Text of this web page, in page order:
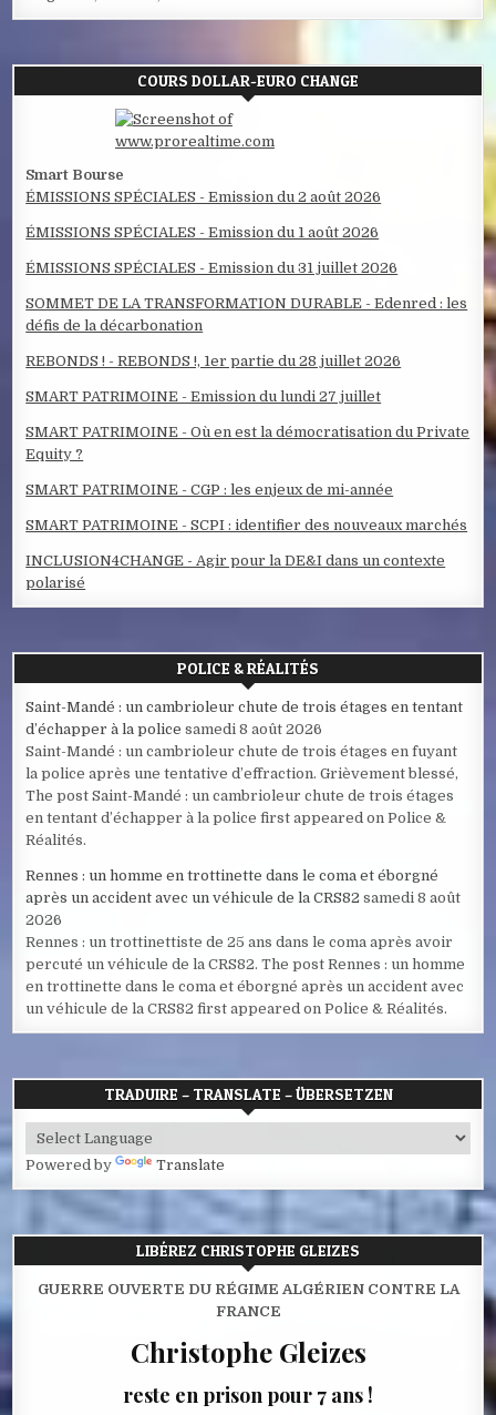
COURS DOLLAR-EURO CHANGE
Smart Bourse
ÉMISSIONS SPÉCIALES - Emission du 2 août 2026
ÉMISSIONS SPÉCIALES - Emission du 1 août 2026
ÉMISSIONS SPÉCIALES - Emission du 31 juillet 2026
SOMMET DE LA TRANSFORMATION DURABLE - Edenred : les
défis de la décarbonation
REBONDS ! - REBONDS !, 1er partie du 28 juillet 2026
SMART PATRIMOINE - Emission du lundi 27 juillet
SMART PATRIMOINE - Où en est la démocratisation du Private
Equity ?
SMART PATRIMOINE - CGP : les enjeux de mi-année
SMART PATRIMOINE - SCPI : identifier des nouveaux marchés
INCLUSION4CHANGE - Agir pour la DE&I dans un contexte
polarisé
POLICE & RÉALITÉS
Saint-Mandé : un cambrioleur chute de trois étages en tentant
d’échapper à la police samedi 8 août 2026
Saint-Mandé : un cambrioleur chute de trois étages en fuyant
la police après une tentative d’effraction. Grièvement blessé,
The post Saint-Mandé : un cambrioleur chute de trois étages
en tentant d’échapper à la police first appeared on Police &
Réalités.
Rennes : un homme en trottinette dans le coma et éborgné
après un accident avec un véhicule de la CRS82 samedi 8 août
2026
Rennes : un trottinettiste de 25 ans dans le coma après avoir
percuté un véhicule de la CRS82. The post Rennes : un homme
en trottinette dans le coma et éborgné après un accident avec
un véhicule de la CRS82 first appeared on Police & Réalités.
TRADUIRE – TRANSLATE – ÜBERSETZEN
Powered by Translate
LIBÉREZ CHRISTOPHE GLEIZES
GUERRE OUVERTE DU RÉGIME ALGÉRIEN CONTRE LA
FRANCE
Christophe Gleizes
reste en prison pour 7 ans !